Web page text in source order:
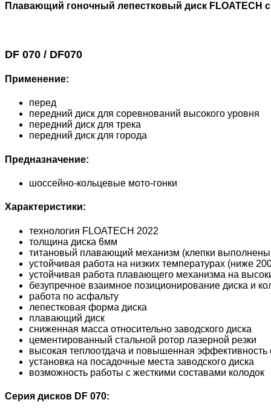
Плавающий гоночный лепестковый диск
DF 070 / DF070
Применение:
перед
передний диск для соревнований высокого уровня
передний диск для трека
передний диск для города
Предназначение:
шоссейно-кольцевые мото-гонки
Характеристики:
технология FLOATECH 2022
толщина диска 6мм
титановый плавающий механизм (клепки выполнены
устойчивая работа на низких температурах (ниже
устойчивая работа плавающего механизма на
безупречное взаимное позиционирование диска и
работа по асфальту
лепестковая форма диска
плавающий диск
сниженная масса относительно заводского диска
цементированный стальной ротор лазерной резки
высокая теплоотдача и повышенная эффективность
установка на посадочные места заводского диска
возможность работы с жесткими составами колодок
Серия дисков DF 070: